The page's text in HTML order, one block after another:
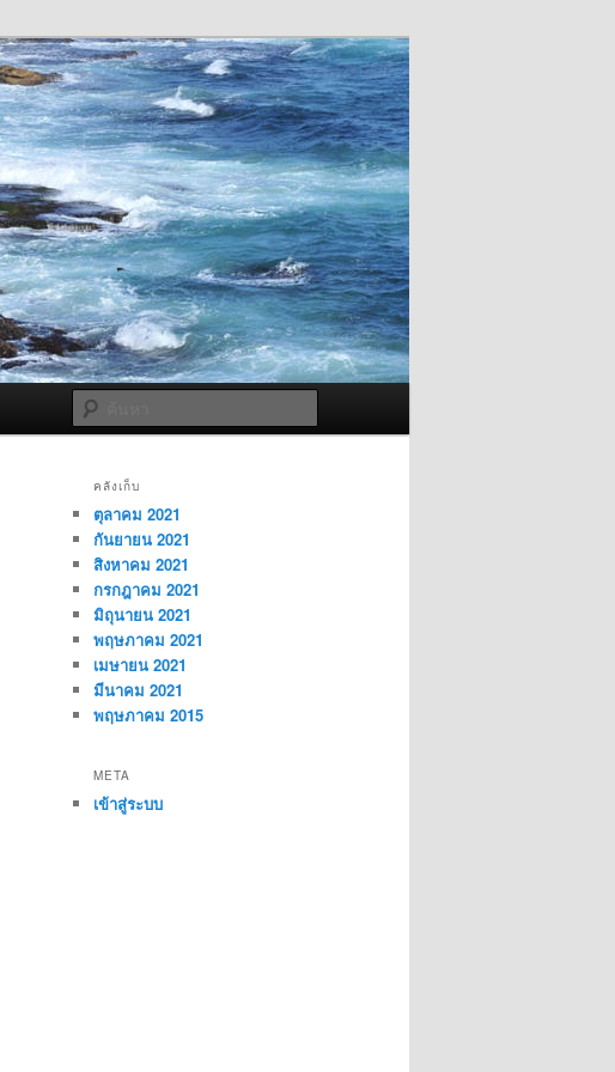
คลังเก็บ
ตุลาคม 2021
กันยายน 2021
สิงหาคม 2021
กรกฎาคม 2021
มิถุนายน 2021
พฤษภาคม 2021
เมษายน 2021
มีนาคม 2021
พฤษภาคม 2015
META
เข้าสู่ระบบ